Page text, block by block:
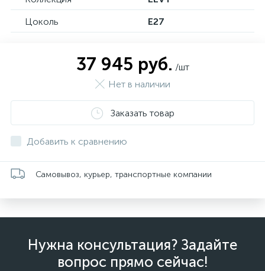
Цоколь
E27
37 945 руб. /шт
Нет в наличии
Заказать товар
Добавить к сравнению
Самовывоз, курьер, транспортные компании
Нужна консультация? Задайте
вопрос прямо сейчас!